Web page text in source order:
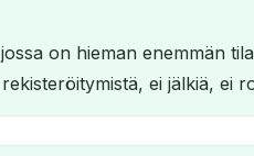
on hieman enemmän
ei jälkiä, ei